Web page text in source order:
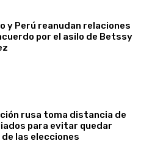
y Perú reanudan relaciones
por el asilo de Betssy
rusa toma distancia de
para evitar quedar
las elecciones